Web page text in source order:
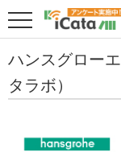
ハンスグロー
タラボ）